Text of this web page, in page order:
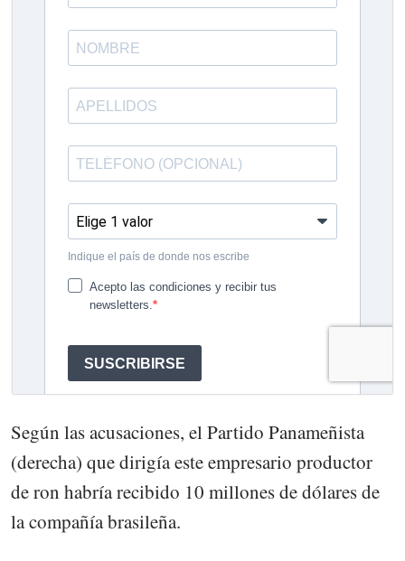
Según las acusaciones, el Partido Panameñista
(derecha) que dirigía este empresario productor
de ron habría recibido 10 millones de dólares de
la compañía brasileña.